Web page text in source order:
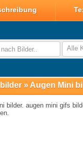
Alle
» Augen Mini
bilder. augen mini gifs